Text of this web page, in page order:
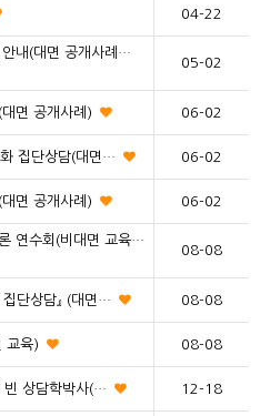
04-22
내(대면 공개사례…
05-02
면 공개사례) 06-02
화 집단상담(대면… 06-02
면 공개사례) 06-02
연수회(비대면 교육…
08-08
단상담』 (대면… 08-08
교육) 08-08
빈 상담학박사(… 12-18